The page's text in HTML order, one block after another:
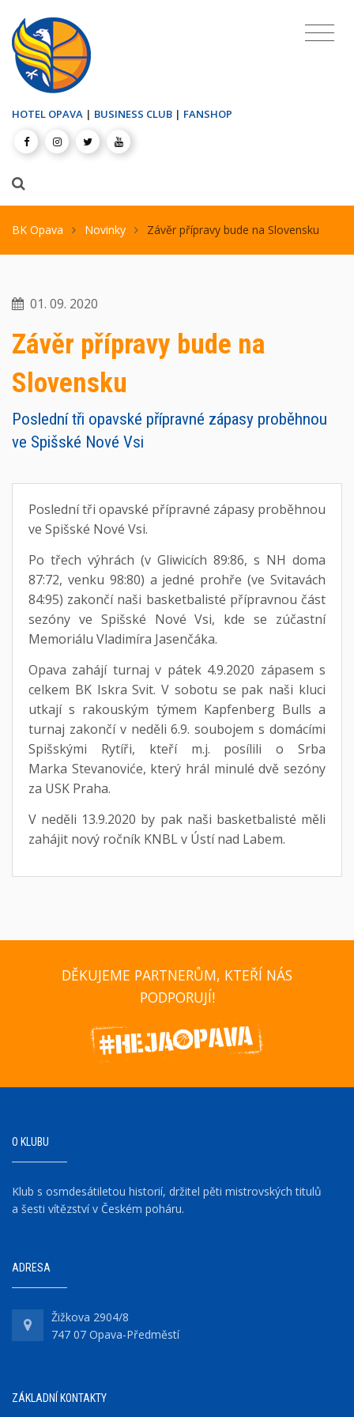
HOTEL OPAVA | BUSINESS CLUB | FANSHOP
BK Opava Novinky Závěr přípravy bude na Slovensku
01. 09. 2020
Závěr přípravy bude na
Slovensku
Poslední tři opavské přípravné zápasy proběhnou
ve Spišské Nové Vsi
Poslední tři opavské přípravné zápasy proběhnou
ve Spišské Nové Vsi.
Po třech výhrách (v Gliwicích 89:86, s NH doma
87:72, venku 98:80) a jedné prohře (ve Svitavách
84:95) zakončí naši basketbalisté přípravnou část
sezóny ve Spišské Nové Vsi, kde se zúčastní
Memoriálu Vladimíra Jasenčáka.
Opava zahájí turnaj v pátek 4.9.2020 zápasem s
celkem BK Iskra Svit. V sobotu se pak naši kluci
utkají s rakouským týmem Kapfenberg Bulls a
turnaj zakončí v neděli 6.9. soubojem s domácími
Spišskými Rytíři, kteří m.j. posílili o Srba
Marka Stevanoviće, který hrál minulé dvě sezóny
za USK Praha.
V neděli 13.9.2020 by pak naši basketbalisté měli
zahájit nový ročník KNBL v Ústí nad Labem.
DĚKUJEME PARTNERŮM, KTEŘÍ NÁS
PODPORUJÍ!
O KLUBU
Klub s osmdesátiletou historií, držitel pěti mistrovských titulů
a šesti vítězství v Českém poháru.
ADRESA
Žižkova 2904/8
747 07 Opava-Předměstí
ZÁKLADNÍ KONTAKTY